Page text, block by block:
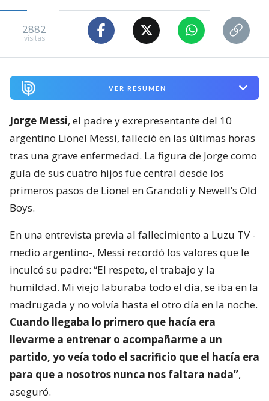
2882
visitas
VER RESUMEN
Jorge Messi, el padre y exrepresentante del 10
argentino Lionel Messi, falleció en las últimas horas
tras una grave enfermedad. La figura de Jorge como
guía de sus cuatro hijos fue central desde los
primeros pasos de Lionel en Grandoli y Newell’s Old
Boys.
En una entrevista previa al fallecimiento a Luzu TV -
medio argentino-, Messi recordó los valores que le
inculcó su padre: “El respeto, el trabajo y la
humildad. Mi viejo laburaba todo el día, se iba en la
madrugada y no volvía hasta el otro día en la noche.
Cuando llegaba lo primero que hacía era
llevarme a entrenar o acompañarme a un
partido, yo veía todo el sacrificio que el hacía era
para que a nosotros nunca nos faltara nada”,
aseguró.